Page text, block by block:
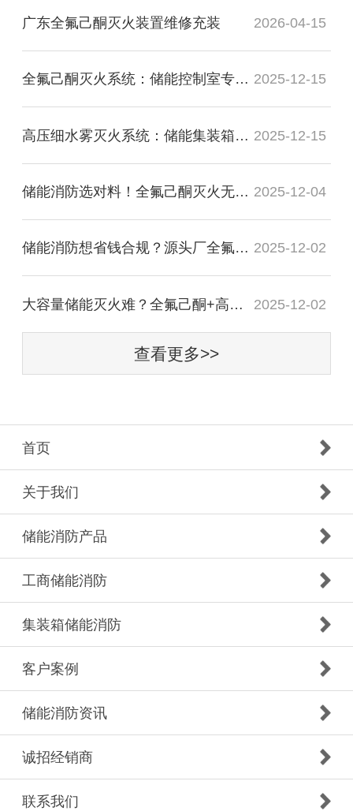
广东全氟己酮灭火装置维修充装 2026-04-15
全氟己酮灭火系统：储能控制室专用，无痕灭火保设备运行 2025-12-15
高压细水雾灭火系统：储能集装箱专用，微雾降温阻热失控 2025-12-15
储能消防选对料！全氟己酮灭火无残留，广州气宇源头厂直供 2025-12-04
储能消防想省钱合规？源头厂全氟己酮，性价比与安全双在线 2025-12-02
大容量储能灭火难？全氟己酮+高压细水雾，源头厂方案全覆盖 2025-12-02
查看更多>>
首页
关于我们
储能消防产品
工商储能消防
集装箱储能消防
客户案例
储能消防资讯
诚招经销商
联系我们